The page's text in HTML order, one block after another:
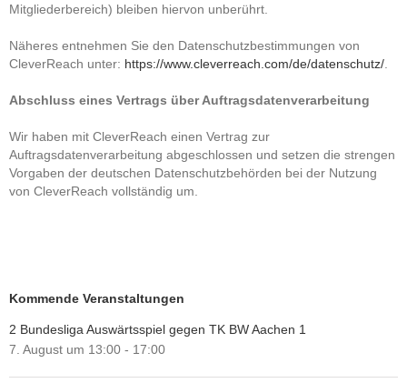
Mitgliederbereich) bleiben hiervon unberührt.
Näheres entnehmen Sie den Datenschutzbestimmungen von
CleverReach unter: https://www.cleverreach.com/de/datenschutz/
Abschluss eines Vertrags über Auftragsdatenverarbeitung
Wir haben mit CleverReach einen Vertrag zur
Auftragsdatenverarbeitung abgeschlossen und setzen die strengen
Vorgaben der deutschen Datenschutzbehörden bei der Nutzung
von CleverReach vollständig um.
Kommende Veranstaltungen
2 Bundesliga Auswärtsspiel gegen TK BW Aachen 1
7. August um 13:00 - 17:00